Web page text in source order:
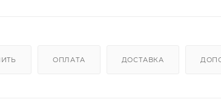
ОПЛАТА ДОСТАВКА